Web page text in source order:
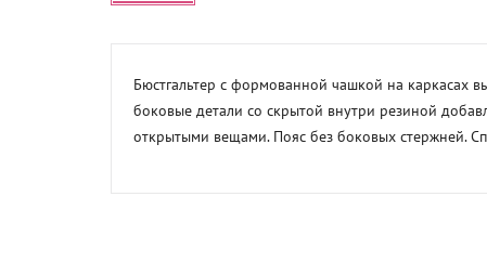
Бюстгальтер с формованной чашкой на каркасах
боковые детали со скрытой внутри резиной
открытыми вещами. Пояс без боковых стержней.